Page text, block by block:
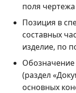
поля
Позиция в
составных
изделие, по
Обозначение
(раздел
основных